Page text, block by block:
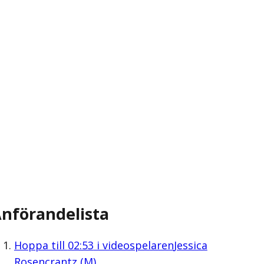
Hoppa till 02:53 i videospelarenJessica